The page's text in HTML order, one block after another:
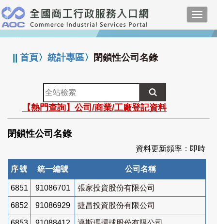
跳
到
主
要
:::
||首頁〉統計專區〉 閉鎖性公司名錄
全
站
檢
索
【熱門查詢】公司/商業/工廠登記資料
閉鎖性公司名錄
資料更新頻率：即時
序號 統一編號 公司名稱
6851 91086701 張家投資股份有限公司
6852 91086929 捷昌投資股份有限公司